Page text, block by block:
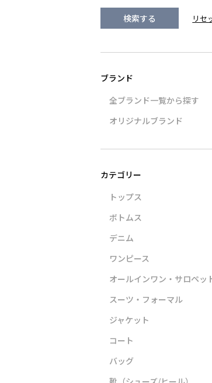
アウター
全ブランド一覧から探す
オリジナルブランド
トップス
ボトムス
デニム
ワンピース
オールインワン・サロペッ
スーツ・フォーマル
ジャケット
コート
バッグ